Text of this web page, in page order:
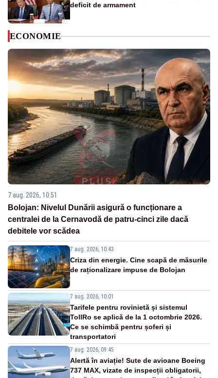
deficit de armament
ECONOMIE
7 aug. 2026, 10:51
Bolojan: Nivelul Dunării asigură o funcționare a
centralei de la Cernavodă de patru-cinci zile dacă
debitele vor scădea
7 aug. 2026, 10:43
Criza din energie. Cine scapă de măsurile
de raționalizare impuse de Bolojan
7 aug. 2026, 10:01
Tarifele pentru rovinietă și sistemul
TollRo se aplică de la 1 octombrie 2026.
Ce se schimbă pentru șoferi și
transportatori
7 aug. 2026, 09:45
Alertă în aviație! Sute de avioane Boeing
737 MAX, vizate de inspecții obligatorii,